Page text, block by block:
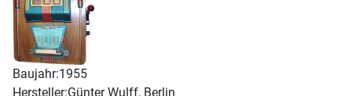
Baujahr:1955
Hersteller:Günter Wulff, Berlin